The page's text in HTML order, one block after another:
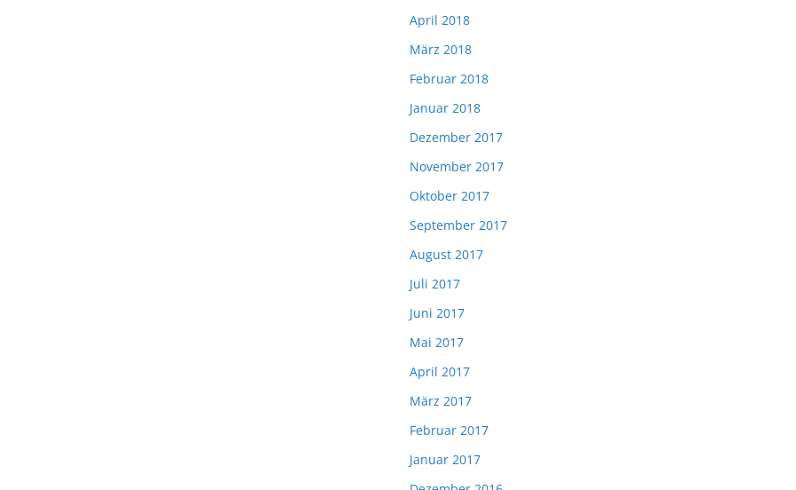
April 2018
März 2018
Februar 2018
Januar 2018
Dezember 2017
November 2017
Oktober 2017
September 2017
August 2017
Juli 2017
Juni 2017
Mai 2017
April 2017
März 2017
Februar 2017
Januar 2017